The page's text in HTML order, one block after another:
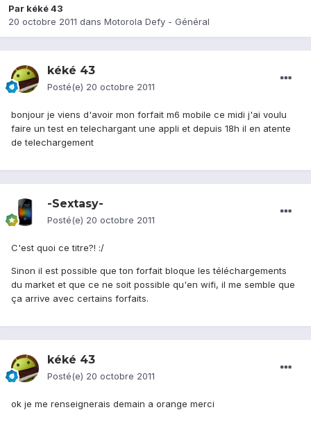
Par kéké 43
20 octobre 2011 dans Motorola Defy - Général
kéké 43
Posté(e) 20 octobre 2011
bonjour je viens d'avoir mon forfait m6 mobile ce midi j'ai voulu
faire un test en telechargant une appli et depuis 18h il en atente
de telechargement
-Sextasy-
Posté(e) 20 octobre 2011
C'est quoi ce titre?! :/
Sinon il est possible que ton forfait bloque les téléchargements
du market et que ce ne soit possible qu'en wifi, il me semble que
ça arrive avec certains forfaits.
kéké 43
Posté(e) 20 octobre 2011
ok je me renseignerais demain a orange merci